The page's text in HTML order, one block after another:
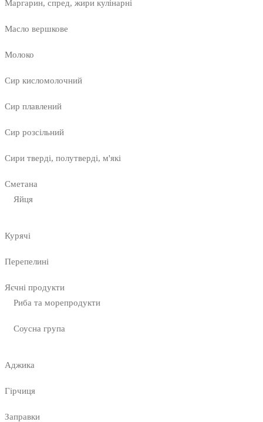
Маргарин, спред, жири кулінарні
Масло вершкове
Молоко
Сир кисломолочний
Сир плавлений
Сир розсільний
Сири тверді, полутверді, м'які
Сметана
Яйця
Курячі
Перепелині
Яєчні продукти
Риба та морепродукти
Соусна група
Аджика
Гірчиця
Заправки